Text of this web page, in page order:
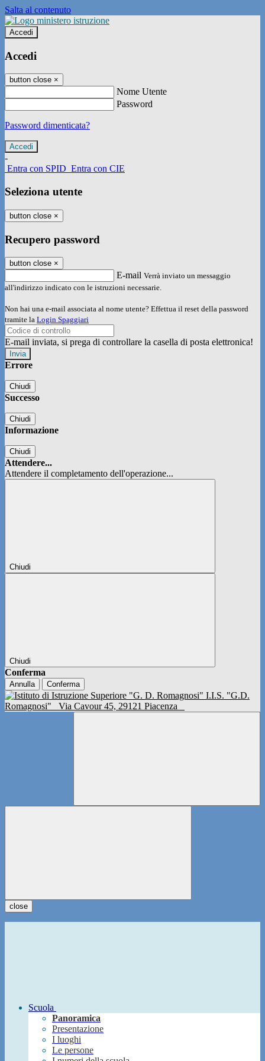
Salta al contenuto
Accedi
Accedi
button close ×
Nome Utente
Password
Password dimenticata?
-
Entra con SPID Entra con CIE
Seleziona utente
button close ×
Recupero password
button close ×
E-mail Verrà inviato un messaggio
all'indirizzo indicato con le istruzioni necessarie.
Non hai una e-mail associata al nome utente? Effettua il reset della password
tramite la Login Spaggiari
E-mail inviata, si prega di controllare la casella di posta elettronica!
Errore
Chiudi
Successo
Chiudi
Informazione
Chiudi
Attendere...
Attendere il completamento dell'operazione...
Chiudi
Chiudi
Conferma
Annulla Conferma
I.I.S. "G.D.
Romagnosi"
Via Cavour 45, 29121 Piacenza
close
Scuola
Panoramica
Presentazione
I luoghi
Le persone